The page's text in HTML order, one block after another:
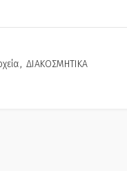
, ΔΙΑΚΟΣΜΗΤΙΚΑ